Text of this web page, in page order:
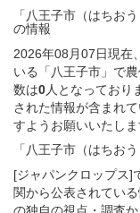
「八王子市（はちおう
の情報
2026年08月07日現在
いる「八王子市」で
数は0人となっており
された情報が含まれ
すようお願いいたしま
「八王子市（はちおう
[ジャパンクロップス]
関から公表されてい